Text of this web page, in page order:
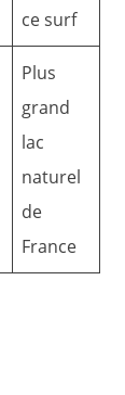
ce surf
Plus
grand
lac
naturel
de
France